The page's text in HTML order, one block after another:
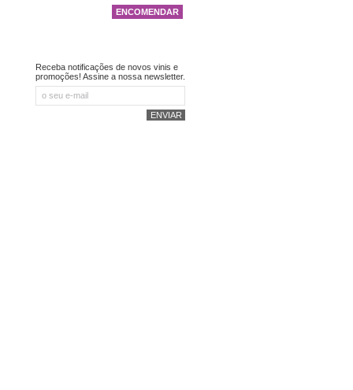
ENCOMENDAR
Receba notificações de novos vinis e
promoções! Assine a nossa newsletter.